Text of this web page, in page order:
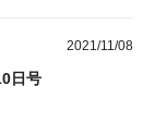
2021/11/08
日号